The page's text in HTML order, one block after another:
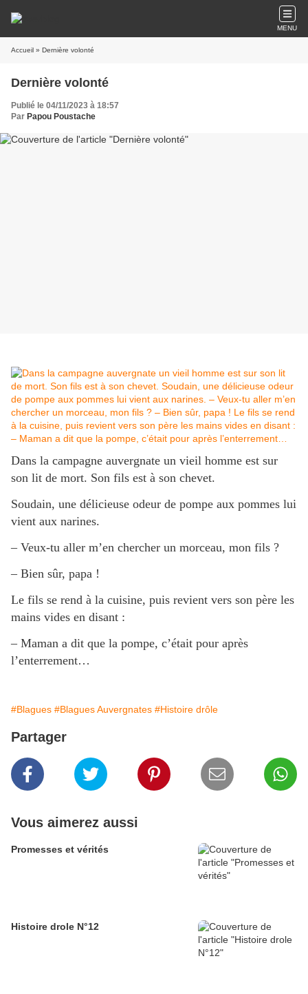
MENU
Accueil » Dernière volonté
Dernière volonté
Publié le 04/11/2023 à 18:57
Par Papou Poustache
Dans la campagne auvergnate un vieil homme est sur
son lit de mort. Son fils est à son chevet.
Soudain, une délicieuse odeur de pompe aux pommes lui
vient aux narines.
– Veux-tu aller m’en chercher un morceau, mon fils ?
– Bien sûr, papa !
Le fils se rend à la cuisine, puis revient vers son père les
mains vides en disant :
– Maman a dit que la pompe, c’était pour après
l’enterrement…
#Blagues #Blagues Auvergnates #Histoire drôle
Partager
Vous aimerez aussi
Promesses et vérités
Histoire drole N°12